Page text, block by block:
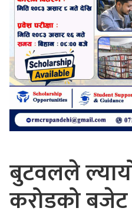
बुटवलले
करोडको बजेट